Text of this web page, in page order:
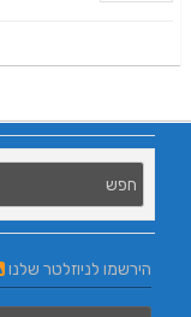
הירשמו לניוזלטר שלנו